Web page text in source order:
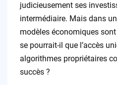
judicieusement ses
intermédiaire. Mais dans
modèles économiques
se pourrait-il que l’accès
algorithmes propriétaires
succès ?